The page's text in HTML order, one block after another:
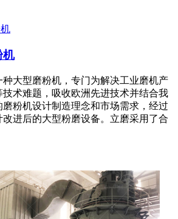
机
种大型磨粉机，专门为解决工业磨机产
术难题，吸收欧洲先进技术并结合我
粉机设计制造理念和市场需求，经过
改进后的大型粉磨设备。立磨采用了合